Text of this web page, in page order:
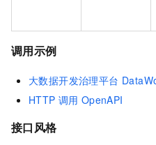
调用示例
大数据开发治理平台
HTTP 调用 OpenAPI
接口风格